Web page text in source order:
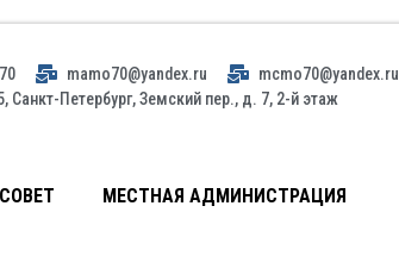
mamo70@yandex.ru
mcmo70@yandex.ru
Санкт-Петербург, Земский пер., д. 7, 2-й этаж
МЕСТНАЯ АДМИНИСТРАЦИЯ